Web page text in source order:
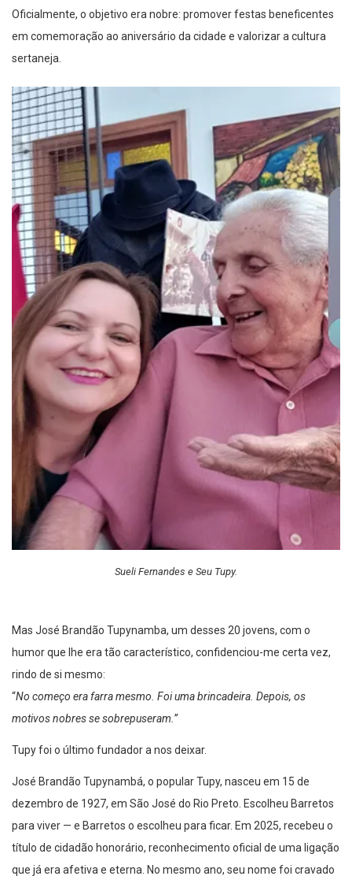
Oficialmente, o objetivo era nobre: promover festas beneficentes
em comemoração ao aniversário da cidade e valorizar a cultura
sertaneja.
Sueli Fernandes e Seu Tupy.
Mas José Brandão Tupynamba, um desses 20 jovens, com o
humor que lhe era tão característico, confidenciou-me certa vez,
rindo de si mesmo:
“No começo era farra mesmo. Foi uma brincadeira. Depois, os
motivos nobres se sobrepuseram.”
Tupy foi o último fundador a nos deixar.
José Brandão Tupynambá, o popular Tupy, nasceu em 15 de
dezembro de 1927, em São José do Rio Preto. Escolheu Barretos
para viver — e Barretos o escolheu para ficar. Em 2025, recebeu o
título de cidadão honorário, reconhecimento oficial de uma ligação
que já era afetiva e eterna. No mesmo ano, seu nome foi cravado